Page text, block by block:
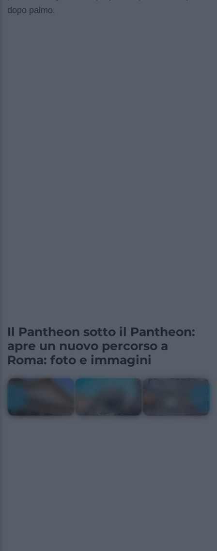
dopo palmo.
Il Pantheon sotto il Pantheon:
apre un nuovo percorso a
Roma: foto e immagini